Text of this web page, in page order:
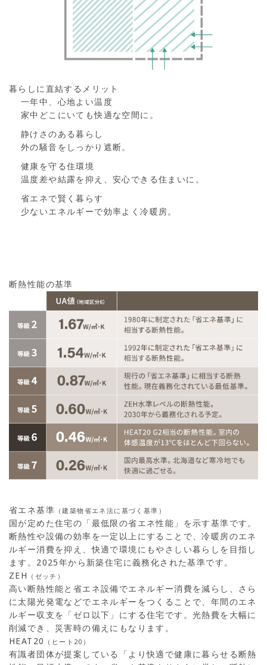
暮らしに直結するメリット
一年中、心地よい温度
家中どこにいても快適な空間に。
静けさのある暮らし
外の騒音をしっかり遮断。
健康を守る住環境
温度差や結露を抑え、安心できる住まいに。
省エネで賢く暮らす
少ないエネルギーで効率よく冷暖房。
断熱性能の基準
省エネ基準 （建築物省エネ法に基づく基準）
国が定めた住宅の「最低限の省エネ性能」を示す基準です。
断熱性や設備の効率を一定以上にすることで、冷暖房のエネ
ルギー消費を抑え、快適で環境にもやさしい暮らしを目指し
ます。2025年から新築住宅に義務化された基準です。
ZEH （ゼッチ）
高い断熱性能と省エネ設備でエネルギー消費を減らし、さら
に太陽光発電などでエネルギーをつくることで、年間のエネ
ルギー収支を「ゼロ以下」にする住宅です。光熱費を大幅に
削減でき、災害時の備えにもなります。
HEAT20 （ヒート20）
有識者団体が提案している「より快適で健康に暮らせる断熱